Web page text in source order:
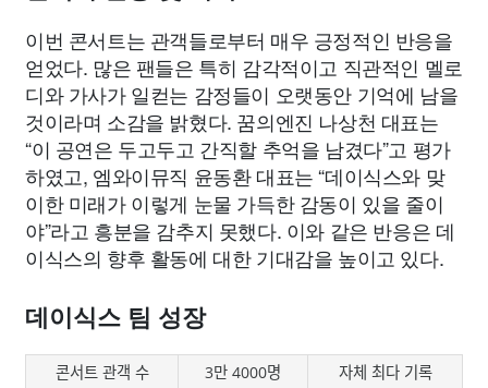
이번 콘서트는 관객들로부터 매우 긍정적인 반응을
얻었다. 많은 팬들은 특히 감각적이고 직관적인 멜로
디와 가사가 일컫는 감정들이 오랫동안 기억에 남을
것이라며 소감을 밝혔다. 꿈의엔진 나상천 대표는
“이 공연은 두고두고 간직할 추억을 남겼다”고 평가
하였고, 엠와이뮤직 윤동환 대표는 “데이식스와 맞
이한 미래가 이렇게 눈물 가득한 감동이 있을 줄이
야”라고 흥분을 감추지 못했다. 이와 같은 반응은 데
이식스의 향후 활동에 대한 기대감을 높이고 있다.
데이식스 팀 성장
콘서트 관객 수 3만 4000명 자체 최다 기록